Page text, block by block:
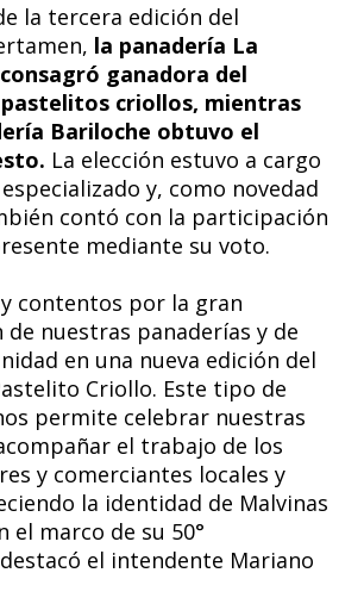
la tercera edición del
la panadería La
ganadora del
criollos, mientras
Bariloche obtuvo el
La elección estuvo a cargo
y, como novedad
contó con la participación
mediante su voto.
contentos por la gran
nuestras panaderías y de
en una nueva edición del
Criollo. Este tipo de
permite celebrar nuestras
el trabajo de los
y comerciantes locales y
la identidad de Malvinas
el marco de su 50°
el intendente Mariano